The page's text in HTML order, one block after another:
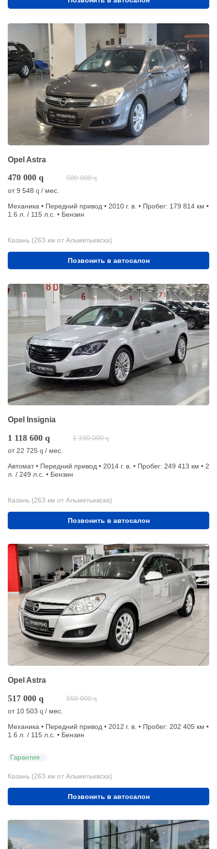
Opel Astra
470 000 q 500 000 q
от9 548 q / мес.
Механика • Передний привод • 2010 г. в. • Пробег: 179 814 км •
1.6 л. / 115 л.с. • Бензин
Казань (263 км от Альметьевска)
Позвонить в автосалон
Opel Insignia
1 118 600 q 1 190 000 q
от22 725 q / мес.
Автомат • Передний привод • 2014 г. в. • Пробег: 249 413 км • 2
л. / 249 л.с. • Бензин
Казань (263 км от Альметьевска)
Позвонить в автосалон
Opel Astra
517 000 q 550 000 q
от 10 503 q / мес.
Механика • Передний привод • 2012 г. в. • Пробег: 202 405 км •
1.6 л. / 115 л.с. • Бензин
Гарантия
Казань (263 км от Альметьевска)
Позвонить в автосалон